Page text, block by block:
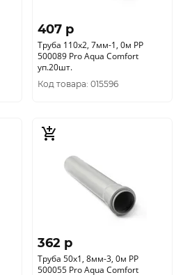
407 p
Труба 110х2, 7мм-1, 0м РР
500089 Pro Aqua Comfort
уп.20шт.
Код товара: 015596
362 p
Труба 50х1, 8мм-3, 0м РР
500055 Pro Aqua Comfort